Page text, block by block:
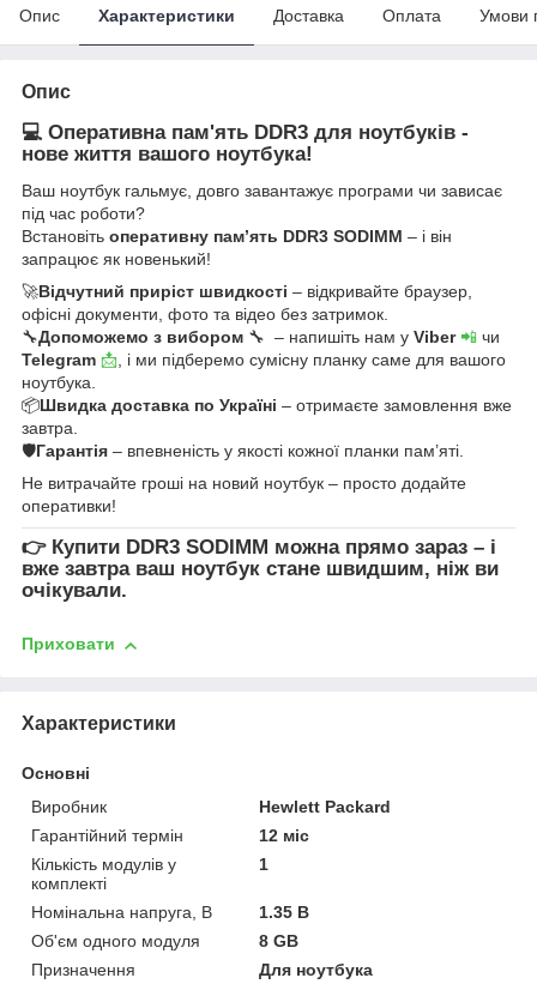
Опис Характеристики Доставка Оплата Умови
Опис
💻 Оперативна пам'ять DDR3 для ноутбуків -
нове життя вашого ноутбука!
Ваш ноутбук гальмує, довго завантажує програми чи зависає
під час роботи?
Встановіть оперативну пам’ять DDR3 SODIMM – і він
запрацює як новенький!
🚀Відчутний приріст швидкості – відкривайте браузер,
офісні документи, фото та відео без затримок.
🔧Допоможемо з вибором 🔧 – напишіть нам у Viber📲 чи
Telegram 📩 , і ми підберемо сумісну планку саме для вашого
ноутбука.
📦Швидка доставка по Україні – отримаєте замовлення вже
завтра.
🛡Гарантія – впевненість у якості кожної планки пам’яті.
Не витрачайте гроші на новий ноутбук – просто додайте
оперативки!
👉 Купити DDR3 SODIMM можна прямо зараз – і
вже завтра ваш ноутбук стане швидшим, ніж ви
очікували.
Приховати
Характеристики
Основні
Виробник
Hewlett Packard
Гарантійний термін
12 міс
Кількість модулів у
комплекті
1
Номінальна напруга, В
1.35 В
Об'єм одного модуля
8 GB
Призначення
Для ноутбука